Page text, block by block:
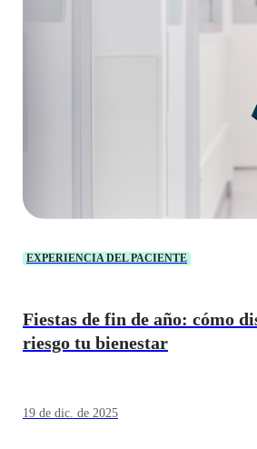
EXPERIENCIA DEL PACIENTE
Fiestas de fin de año: cómo
riesgo tu bienestar
19 de dic. de 2025